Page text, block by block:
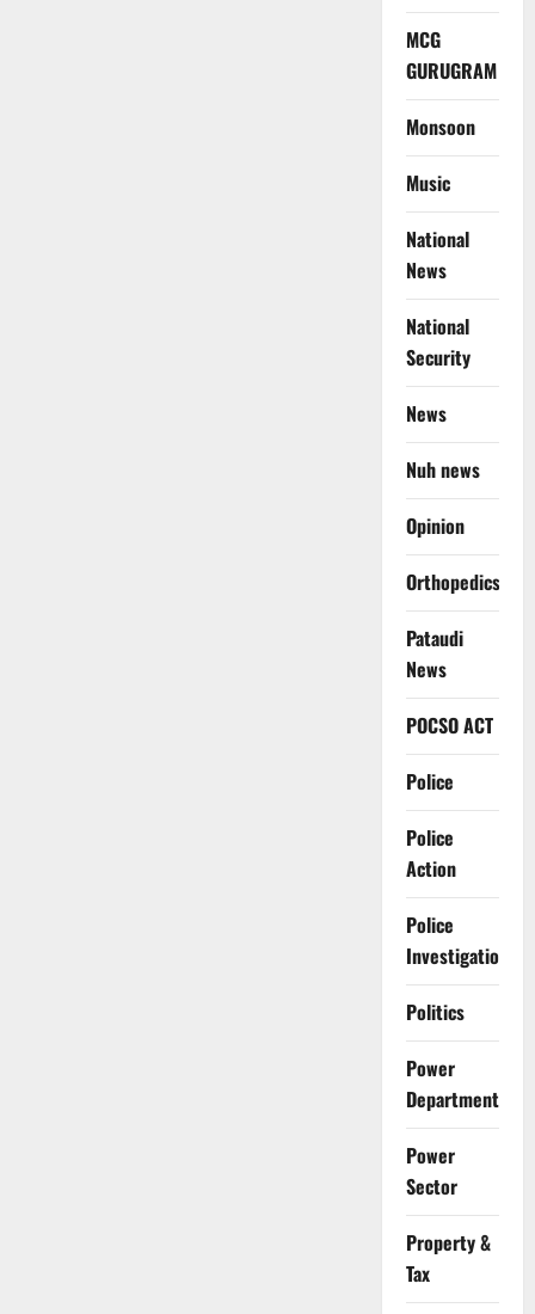
MCG
GURUGRAM
Monsoon
Music
National
News
National
Security
News
Nuh news
Opinion
Orthopedics
Pataudi
News
POCSO ACT
Police
Police
Action
Police
Investigation
Politics
Power
Department
Power
Sector
Property &
Tax